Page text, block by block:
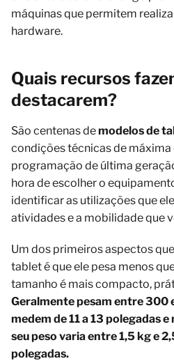
máquinas que permitem
hardware.
Quais recursos
destacarem?
São centenas demodelos de
condições técnicas de máxima
programação de última
hora de escolher o
identificar as utilizações que
atividades e a mobilidade que
Um dos primeiros aspectos
tablet é que ele pesa menos
tamanho é mais compacto,
Geralmente pesam entre 300
medem de 11 a 13 polegadas
seu peso varia entre 1,5 kg e
polegadas.